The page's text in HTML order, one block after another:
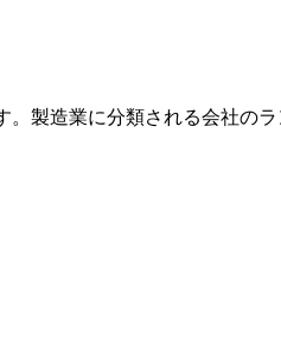
製造業に分類される会社の